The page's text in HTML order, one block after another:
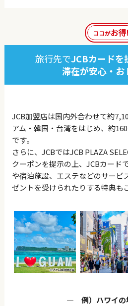
ココがお得!
旅行先でJCBカードを
滞在が安心・
JCB加盟店は国内外合わせて約
アム・韓国・台湾をはじめ、約
です。
さらに、JCBではJCB PLAZA
クーポンを提示の上、JCBカード
や宿泊施設、エステなどのサービ
ゼントを受けられたりする特典も
― 例）ハワイの